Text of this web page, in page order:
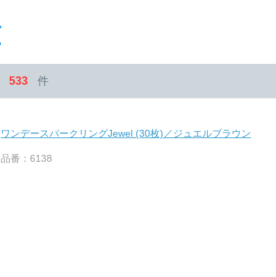
533 件
ワンデースパークリングJewel (30枚)／ジュエルブラウン
品番：6138